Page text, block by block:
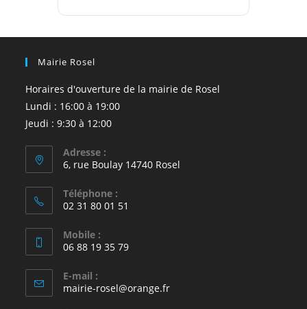
Mairie Rosel
Horaires d'ouverture de la mairie de Rosel
Lundi : 16:00 à 19:00
Jeudi : 9:30 à 12:00
Adresse :
6, rue Boulay 14740 Rosel
Téléphone :
02 31 80 01 51
Mobile :
06 88 19 35 79
E-mail :
mairie-rosel@orange.frS’ouvre